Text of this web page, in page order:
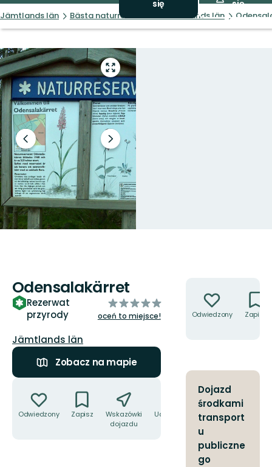
się
się
Jämtlands län Bästa naturreservaten i Jämtlands län
Przejdź
do
trybu
pełnoekranowego
Poprzedni
slajd
Następny
slajd
Odensalakärret
Rezerwat
przyrody
z
5
oceń to miejsce!
Województwo:
Jämtlands län
Zobacz na mapie
Odwiedzony Zapisz
Wskazówki
dojazdu
Udostępnij
Odwiedzony Zapisz
Dojazd
środkami
transport
u
publiczne
go